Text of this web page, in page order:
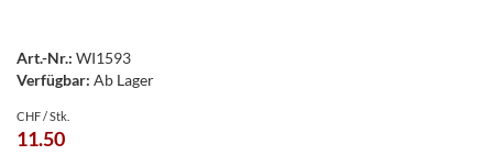
Art.-Nr.: WI1593
Verfügbar: Ab Lager
CHF / Stk.
11.50